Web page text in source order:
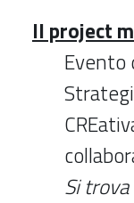
Il project
Evento
Si